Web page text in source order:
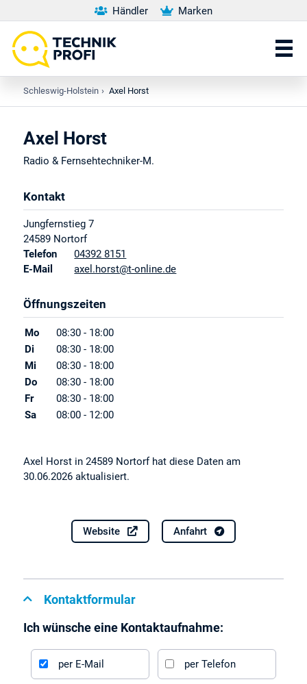
Händler Marken
Schleswig-Holstein › Axel Horst
Axel Horst
Radio & Fernsehtechniker-M.
Kontakt
Jungfernstieg 7
24589 Nortorf
Telefon
04392 8151
E-Mail
axel.horst@t-online.de
Öffnungszeiten
Mo
08:30 - 18:00
Di
08:30 - 18:00
Mi
08:30 - 18:00
Do
08:30 - 18:00
Fr
08:30 - 18:00
Sa
08:00 - 12:00
Axel Horst in 24589 Nortorf hat diese Daten am
30.06.2026 aktualisiert.
Website Anfahrt
Kontaktformular
Ich wünsche eine Kontaktaufnahme:
per E-Mail per Telefon